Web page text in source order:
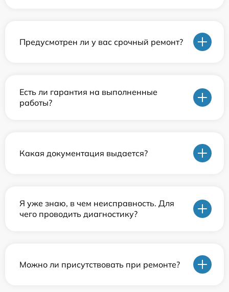
Предусмотрен ли у вас срочный ремонт?
Есть ли гарантия на выполненные
работы?
Какая документация выдается?
Я уже знаю, в чем неисправность. Для
чего проводить диагностику?
Можно ли присутствовать при ремонте?